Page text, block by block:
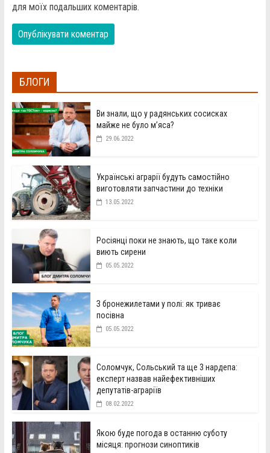
для моїх подальших коментарів.
БЛОГИ
Ви знали, що у радянських сосисках
майже не було м’яса?
29.06.2022
Українські аграрії будуть самостійно
виготовляти запчастини до техніки
13.05.2022
Росіянці поки не знають, що таке коли
виють сирени
05.05.2022
З бронежилетами у полі: як триває
посівна
05.05.2022
Соломчук, Сольський та ще 3 нардепа:
експерт назвав найефективніших
депутатів-аграріїв
08.02.2022
Якою буде погода в останню суботу
місяця: прогнози синоптиків